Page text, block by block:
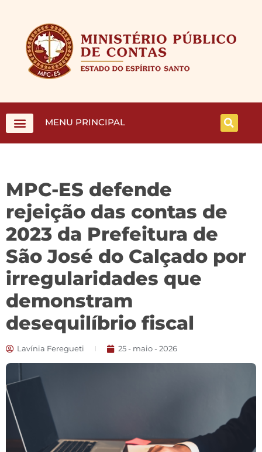
MENU PRINCIPAL
MPC-ES defende
rejeição das contas de
2023 da Prefeitura de
São José do Calçado por
irregularidades que
demonstram
desequilíbrio fiscal
Lavínia Feregueti 25 - maio - 2026